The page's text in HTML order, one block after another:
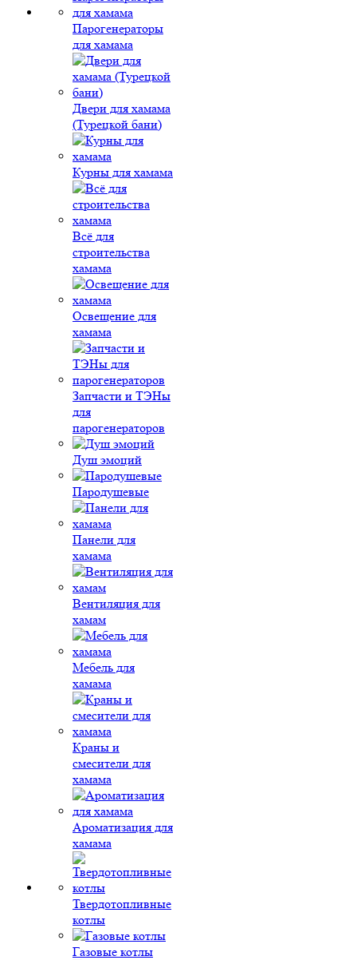
Парогенераторы
для хамама
Двери для хамама
(Турецкой бани)
Курны для хамама
Всё для
строительства
хамама
Освещение для
хамама
Запчасти и ТЭНы
для
парогенераторов
Душ эмоций
Пародушевые
Панели для
хамама
Вентиляция для
хамам
Мебель для
хамама
Краны и
смесители для
хамама
Ароматизация для
хамама
Твердотопливные
котлы
Газовые котлы